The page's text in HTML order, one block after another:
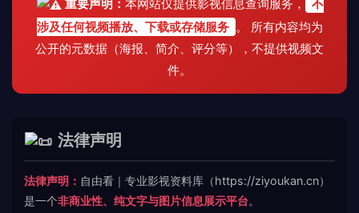
重要声明： 本网站仅提供影视信息查询服务，
不
涉及任何视频播放、下载或存储服务 。 所有内容均为
公开的元数据（海报、简介、评分等），不提供视频文
件。
法律声明
法律声明： 自由看｜专业影视资料库（https://ziyoukan.cn）
是一个非商业性、纯文字与图片信息展示平台。